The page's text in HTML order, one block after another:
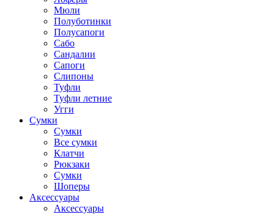
Мюли
Полуботинки
Полусапоги
Сабо
Сандалии
Сапоги
Слипоны
Туфли
Туфли летние
Угги
Сумки
Сумки
Все сумки
Клатчи
Рюкзаки
Сумки
Шоперы
Аксессуары
Аксессуары